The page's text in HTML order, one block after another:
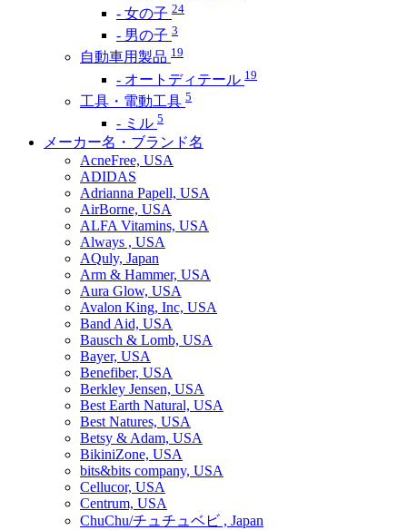
- 女の子 24
- 男の子 3
自動車用製品 19
- オートディテール 19
工具・電動工具 5
- ミル 5
メーカー名・ブランド名
AcneFree, USA
ADIDAS
Adrianna Papell, USA
AirBorne, USA
ALFA Vitamins, USA
Always , USA
AQuly, Japan
Arm & Hammer, USA
Aura Glow, USA
Avalon King, Inc, USA
Band Aid, USA
Bausch & Lomb, USA
Bayer, USA
Benefiber, USA
Berkley Jensen, USA
Best Earth Natural, USA
Best Natures, USA
Betsy & Adam, USA
BikiniZone, USA
bits&bits company, USA
Cellucor, USA
Centrum, USA
ChuChu/チュチュベビ , Japan